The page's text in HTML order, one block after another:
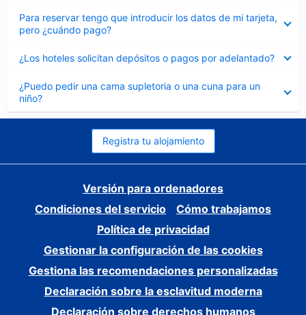
Para reservar tengo que introducir los datos de mi tarjeta,
pero ¿cuándo pago?
cerrado
¿Los hoteles solicitan depósitos o pagos por adelantado?
cerrado
¿Puedo pedir una cama supletoria o una cuna para un
niño?
cerrado
Registra tu alojamiento
Versión para ordenadores
Condiciones del servicio
Cómo trabajamos
Política de privacidad
Gestionar la configuración de las cookies
Gestiona las recomendaciones personalizadas
Declaración sobre la esclavitud moderna
Declaración sobre derechos humanos